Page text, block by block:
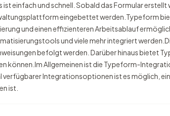
einfach und schnell. Sobald das Formular
eingebettet werden.Typeform
und einen effizienteren Arbeitsablauf
und viele mehr integriert
befolgt werden. Darüber hinaus bietet
können.Im Allgemeinen ist die Typeform-
verfügbarer Integrationsoptionen ist es möglich,
ist.